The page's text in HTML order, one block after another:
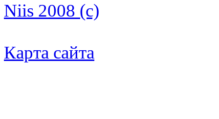
Niis 2008 (c)
Карта сайта